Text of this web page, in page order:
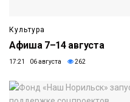
Культура
Афиша 7–14 августа
17:21 06 августа 262